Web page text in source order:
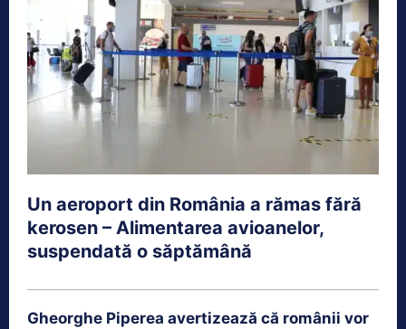
Un aeroport din România a rămas fără
kerosen – Alimentarea avioanelor,
suspendată o săptămână
Gheorghe Piperea avertizează că românii vor